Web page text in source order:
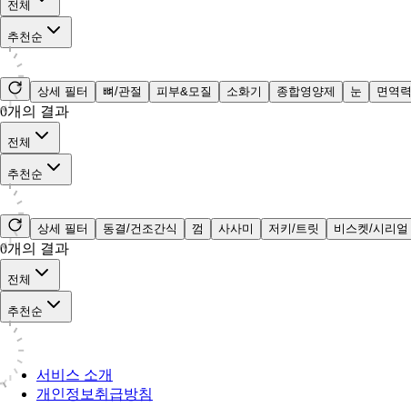
전체
추천순
상세 필터 뼈/관절 피부&모질 소화기 종합영양제 눈 면역력
0개의 결과
전체
추천순
상세 필터 동결/건조간식 껌 사사미 저키/트릿 비스켓/시리얼
0개의 결과
전체
추천순
서비스 소개
개인정보취급방침